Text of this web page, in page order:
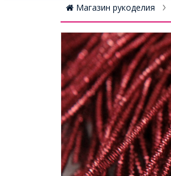
Магазин рукоделия